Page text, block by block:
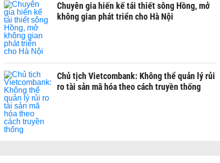
Chuyên gia hiến kế tái thiết sông Hồng, mở
không gian phát triển cho Hà Nội
Chủ tịch Vietcombank: Không thể quản lý rủi
ro tài sản mã hóa theo cách truyền thống